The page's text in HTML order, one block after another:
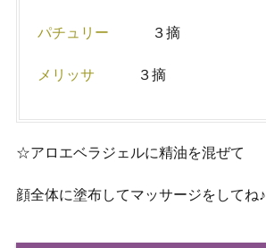
パチュリー ３摘
メリッサ ３摘
☆アロエベラジェルに精油を混ぜて
顔全体に塗布してマッサージをしてね♪